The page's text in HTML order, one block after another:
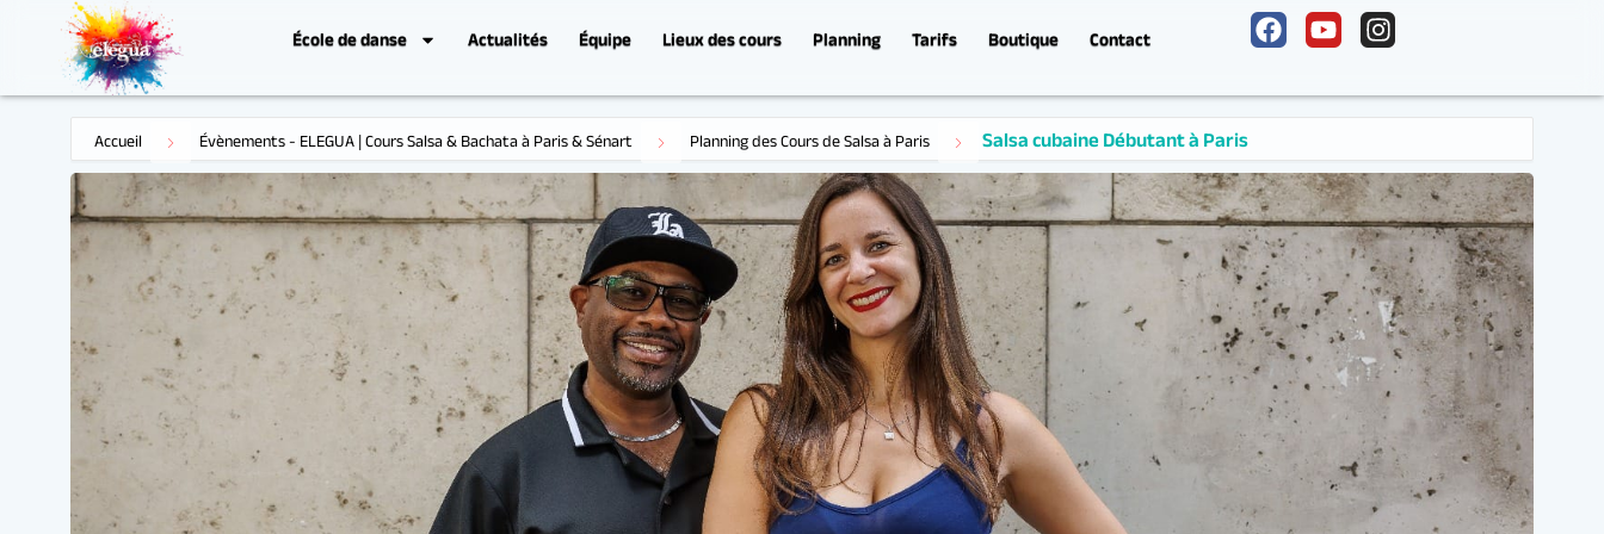
École de danse Actualités Équipe Lieux des cours Planning Tarifs Boutique Contact
Accueil Évènements - ELEGUA | Cours Salsa & Bachata à Paris & Sénart Planning des Cours de Salsa à Paris
Salsa cubaine Débutant à Paris